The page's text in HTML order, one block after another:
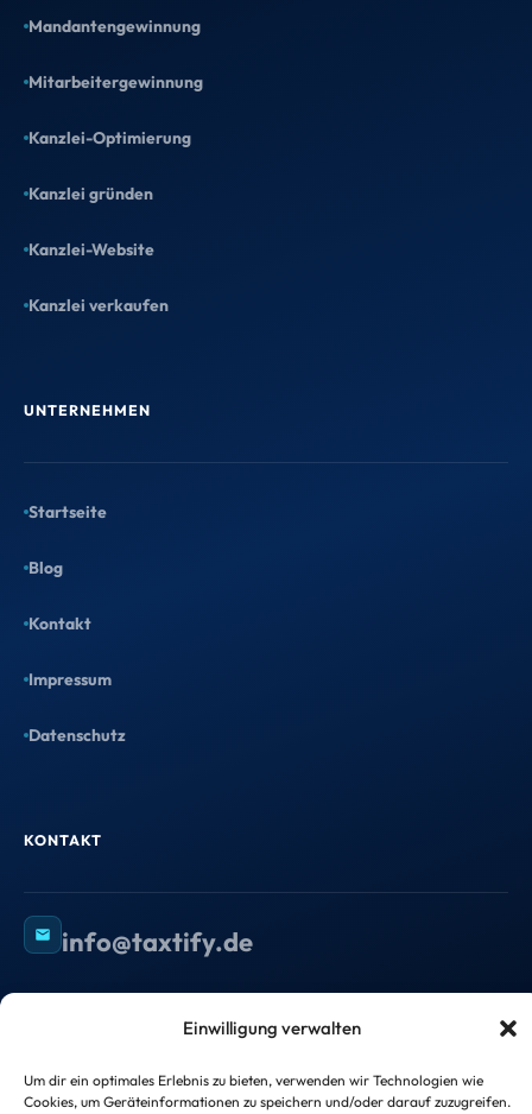
Einwilligung verwalten
Um dir ein optimales Erlebnis zu bieten, verwenden wir Technologien wie
Cookies, um Geräteinformationen zu speichern und/oder darauf zuzugreifen.
Mandantengewinnung
Mitarbeitergewinnung
Kanzlei-Optimierung
Kanzlei gründen
Kanzlei-Website
Kanzlei verkaufen
UNTERNEHMEN
Startseite
Blog
Kontakt
Impressum
Datenschutz
KONTAKT
info@taxtify.de
ImpressumDatenschutzerklärung